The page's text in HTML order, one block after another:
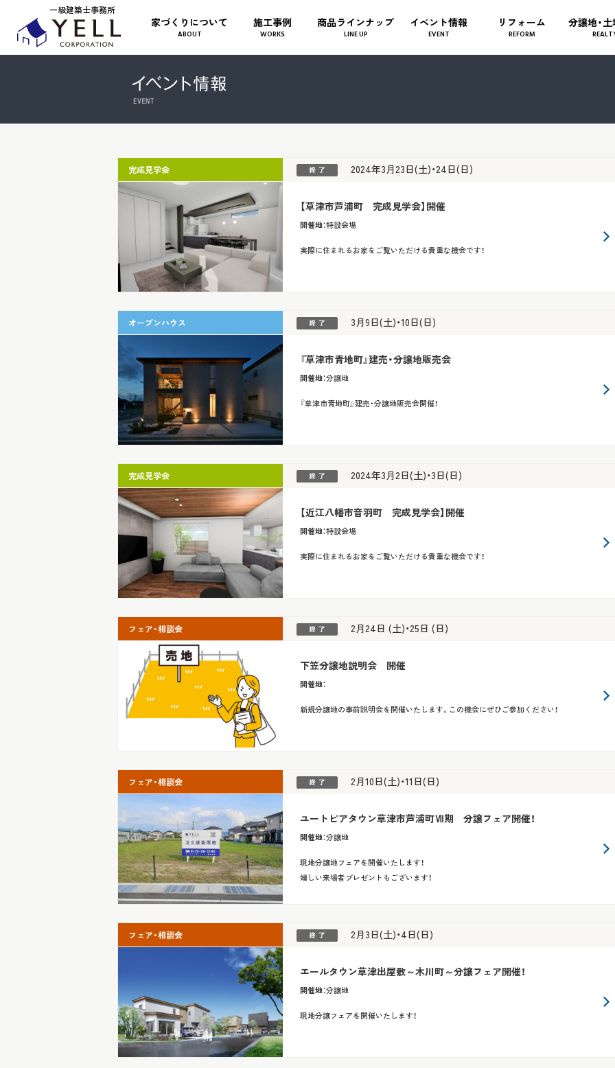
一級建築士事務所
家づくりについて
ABOUT
施工事例
WORKS
商品ラインナップ
LINE UP
イベント情報
EVENT
リフォーム
REFORM
分譲地・
完成見学会 2024年3月23日(土)・24日(日)
【草津市芦浦町 完成見学会】開催
開催地：特設会場
実際に住まれるお家をご覧いただける貴重な機会です！
オープンハウス 3月9日(土)・10日(日)
『草津市青地町』建売・分譲地販売会
開催地：分譲地
『草津市青地町』建売・分譲地販売会開催！
完成見学会 2024年3月2日(土)・3日(日)
【近江八幡市音羽町 完成見学会】開催
開催地：特設会場
実際に住まれるお家をご覧いただける貴重な機会です！
フェア・相談会 2月24日 (土)・25日 (日)
下笠分譲地説明会 開催
開催地：
新規分譲地の事前説明会を開催いたします。この機会にぜひご参加ください！
フェア・相談会 2月10日(土)・11日(日)
ユートピアタウン草津市芦浦町Ⅶ期 分譲フェア開催！
開催地：分譲地
現地分譲地フェアを開催いたします！
嬉しい来場者プレゼントもございます！
フェア・相談会 2月3日(土)・4日(日)
エールタウン草津出屋敷～木川町～分譲フェア開催！
開催地：分譲地
現地分譲フェアを開催いたします！